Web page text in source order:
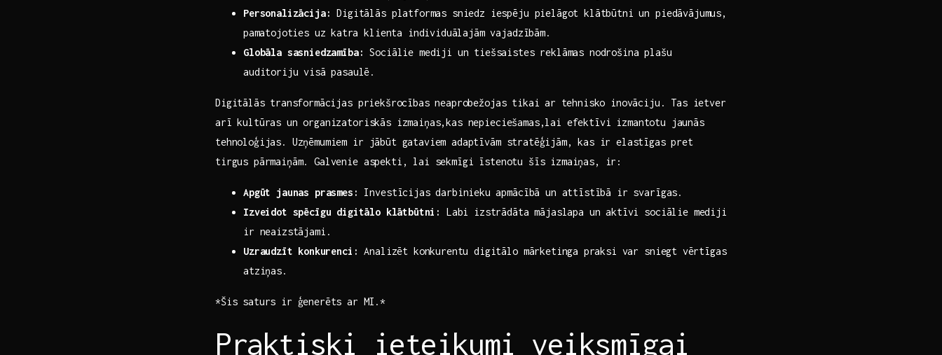
Personalizācija: Digitālās platformas sniedz iespēju pielāgot klātbūtni un piedāvājumus,
⁢pamatojoties uz ⁤katra klienta individuālajām vajadzībām.
Globāla sasniedzamība: Sociālie mediji un tiešsaistes reklāmas nodrošina ‌plašu
auditoriju visā pasaulē.
Digitālās⁣ transformācijas priekšrocības‌ neaprobežojas tikai ar⁢ tehnisko⁣ inovāciju. Tas ietver
arī kultūras‌ un organizatoriskās izmaiņas,kas nepieciešamas,lai efektīvi izmantotu jaunās
tehnoloģijas. Uzņēmumiem ‍ir jābūt gataviem adaptīvām stratēģijām,⁢ kas ir ⁣elastīgas pret
tirgus ‌pārmaiņām. Galvenie aspekti, lai sekmīgi ​īstenotu šīs izmaiņas, ir:
Apgūt jaunas ‌prasmes:
Investīcijas darbinieku⁢ apmācībā un attīstībā ir svarīgas.
Izveidot spēcīgu digitālo ⁤klātbūtni:
Labi izstrādāta mājaslapa un aktīvi sociālie mediji
ir neaizstājami.
Uzraudzīt⁤ konkurenci: Analizēt konkurentu digitālo mārketinga ⁣praksi var sniegt⁣ vērtīgas
‌atziņas.
*Šis saturs ir ģenerēts ar MI.*
Praktiski ieteikumi veiksmīgai